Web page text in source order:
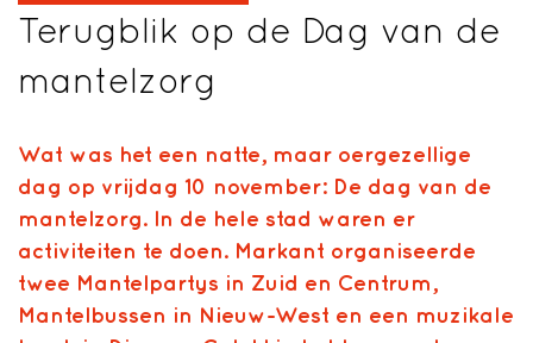
Terugblik op de Dag van de
mantelzorg
Wat was het een natte, maar oergezellige
dag op vrijdag 10 november: De dag van de
mantelzorg. In de hele stad waren er
activiteiten te doen. Markant organiseerde
twee Mantelpartys in Zuid en Centrum,
Mantelbussen in Nieuw-West en een muzikale